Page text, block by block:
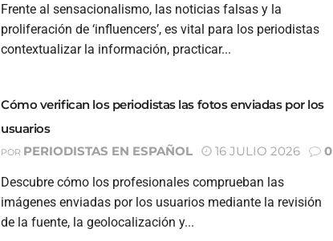
Frente al sensacionalismo, las noticias falsas y la
proliferación de ‘influencers’, es vital para los periodistas
contextualizar la información, practicar...
Cómo verifican los periodistas las fotos enviadas por los
usuarios
POR PERIODISTAS EN ESPAÑOL 16 JULIO 2026 0
Descubre cómo los profesionales comprueban las
imágenes enviadas por los usuarios mediante la revisión
de la fuente, la geolocalización y...